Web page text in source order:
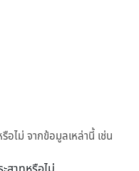
ไม่ จากข้อมูลเหล่านี้ เช่น